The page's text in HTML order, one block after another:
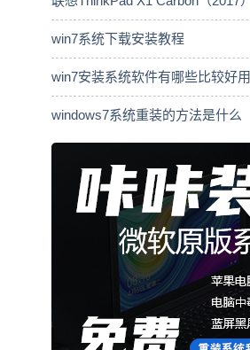
win7系统下载安装教程
win7安装系统软件有哪些比较好用
windows7系统重装的方法是什么